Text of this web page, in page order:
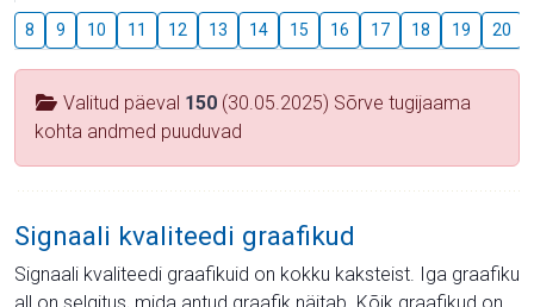
8 9 10 11 12 13 14 15 16 17 18 19 20
Valitud päeval 150 (30.05.2025) Sõrve tugijaama
kohta andmed puuduvad
Signaali kvaliteedi graafikud
Signaali kvaliteedi graafikuid on kokku kaksteist. Iga graafiku
all on selgitus, mida antud graafik näitab. Kõik graafikud on